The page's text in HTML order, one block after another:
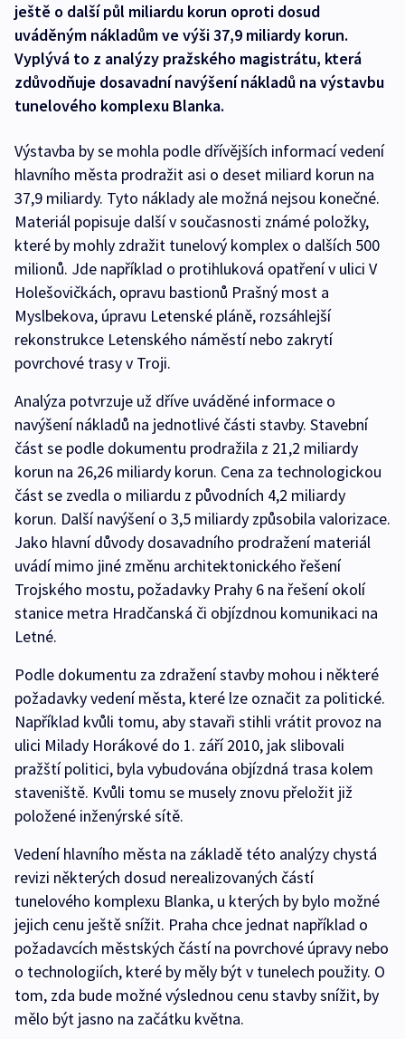
ještě o další půl miliardu korun oproti dosud
uváděným nákladům ve výši 37,9 miliardy korun.
Vyplývá to z analýzy pražského magistrátu, která
zdůvodňuje dosavadní navýšení nákladů na výstavbu
tunelového komplexu Blanka.
Výstavba by se mohla podle dřívějších informací vedení
hlavního města prodražit asi o deset miliard korun na
37,9 miliardy. Tyto náklady ale možná nejsou konečné.
Materiál popisuje další v současnosti známé položky,
které by mohly zdražit tunelový komplex o dalších 500
milionů. Jde například o protihluková opatření v ulici V
Holešovičkách, opravu bastionů Prašný most a
Myslbekova, úpravu Letenské pláně, rozsáhlejší
rekonstrukce Letenského náměstí nebo zakrytí
povrchové trasy v Troji.
Analýza potvrzuje už dříve uváděné informace o
navýšení nákladů na jednotlivé části stavby. Stavební
část se podle dokumentu prodražila z 21,2 miliardy
korun na 26,26 miliardy korun. Cena za technologickou
část se zvedla o miliardu z původních 4,2 miliardy
korun. Další navýšení o 3,5 miliardy způsobila valorizace.
Jako hlavní důvody dosavadního prodražení materiál
uvádí mimo jiné změnu architektonického řešení
Trojského mostu, požadavky Prahy 6 na řešení okolí
stanice metra Hradčanská či objízdnou komunikaci na
Letné.
Podle dokumentu za zdražení stavby mohou i některé
požadavky vedení města, které lze označit za politické.
Například kvůli tomu, aby stavaři stihli vrátit provoz na
ulici Milady Horákové do 1. září 2010, jak slibovali
pražští politici, byla vybudována objízdná trasa kolem
staveniště. Kvůli tomu se musely znovu přeložit již
položené inženýrské sítě.
Vedení hlavního města na základě této analýzy chystá
revizi některých dosud nerealizovaných částí
tunelového komplexu Blanka, u kterých by bylo možné
jejich cenu ještě snížit. Praha chce jednat například o
požadavcích městských částí na povrchové úpravy nebo
o technologiích, které by měly být v tunelech použity. O
tom, zda bude možné výslednou cenu stavby snížit, by
mělo být jasno na začátku května.